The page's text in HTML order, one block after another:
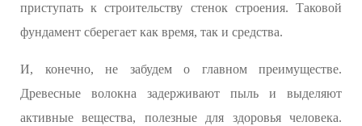
приступать к строительству стенок строения. Таковой
фундамент сберегает как время, так и средства.
И, конечно, не забудем о главном преимуществе.
Древесные волокна задерживают пыль и выделяют
активные вещества, полезные для здоровья человека.